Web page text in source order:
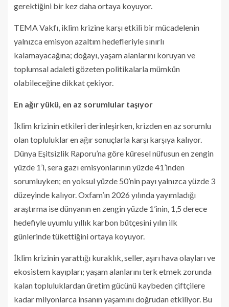
gerektiğini bir kez daha ortaya koyuyor.
TEMA Vakfı, iklim krizine karşı etkili bir mücadelenin
yalnızca emisyon azaltım hedefleriyle sınırlı
kalamayacağına; doğayı, yaşam alanlarını koruyan ve
toplumsal adaleti gözeten politikalarla mümkün
olabileceğine dikkat çekiyor.
En ağır yükü, en az sorumlular taşıyor
İklim krizinin etkileri derinleşirken, krizden en az sorumlu
olan topluluklar en ağır sonuçlarla karşı karşıya kalıyor.
Dünya Eşitsizlik Raporu’na göre küresel nüfusun en zengin
yüzde 1’i, sera gazı emisyonlarının yüzde 41’inden
sorumluyken; en yoksul yüzde 50’nin payı yalnızca yüzde 3
düzeyinde kalıyor. Oxfam’ın 2026 yılında yayımladığı
araştırma ise dünyanın en zengin yüzde 1’inin, 1,5 derece
hedefiyle uyumlu yıllık karbon bütçesini yılın ilk
günlerinde tükettiğini ortaya koyuyor.
İklim krizinin yarattığı kuraklık, seller, aşırı hava olayları ve
ekosistem kayıpları; yaşam alanlarını terk etmek zorunda
kalan topluluklardan üretim gücünü kaybeden çiftçilere
kadar milyonlarca insanın yaşamını doğrudan etkiliyor. Bu